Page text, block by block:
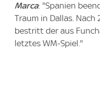
Marca: "Spanien
Traum in Dallas. Nach
bestritt der aus
letztes WM-Spiel."